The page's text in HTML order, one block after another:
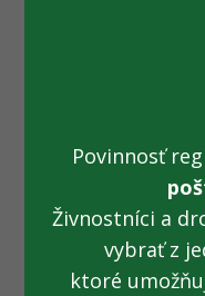
Na infolinke sa
osobných
daňových
Povinnosť
Živnostníci a
vybrať z
ktoré